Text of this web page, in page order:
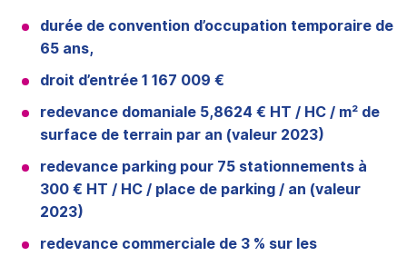
durée de convention d’occupation temporaire de
65 ans,
droit d’entrée 1 167 009 €
redevance domaniale 5,8624 € HT / HC / m² de
surface de terrain par an (valeur 2023)
redevance parking pour 75 stationnements à
300 € HT / HC / place de parking / an (valeur
2023)
redevance commerciale de 3 % sur les